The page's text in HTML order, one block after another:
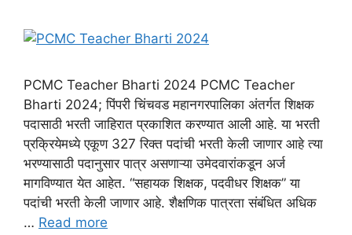
PCMC Teacher Bharti 2024 PCMC Teacher
Bharti 2024; पिंपरी चिंचवड महानगरपालिका अंतर्गत शिक्षक
पदासाठी भरती जाहिरात प्रकाशित करण्यात आली आहे. या भरती
प्रक्रियेमध्ये एकूण 327 रिक्त पदांची भरती केली जाणार आहे त्या
भरण्यासाठी पदानुसार पात्र असणाऱ्या उमेदवारांकडून अर्ज
मागविण्यात येत आहेत. “सहायक शिक्षक, पदवीधर शिक्षक” या
पदांची भरती केली जाणार आहे. शैक्षणिक पात्रता संबंधित अधिक
… Read more